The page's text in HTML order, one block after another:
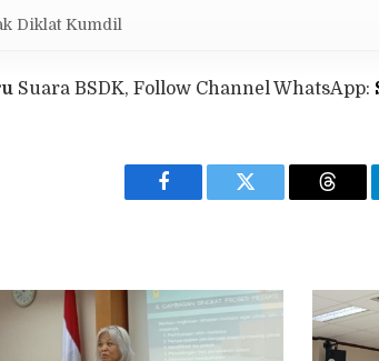
Diklat Kumdil
Suara BSDK, Follow Channel WhatsApp:
Facebook Twitter